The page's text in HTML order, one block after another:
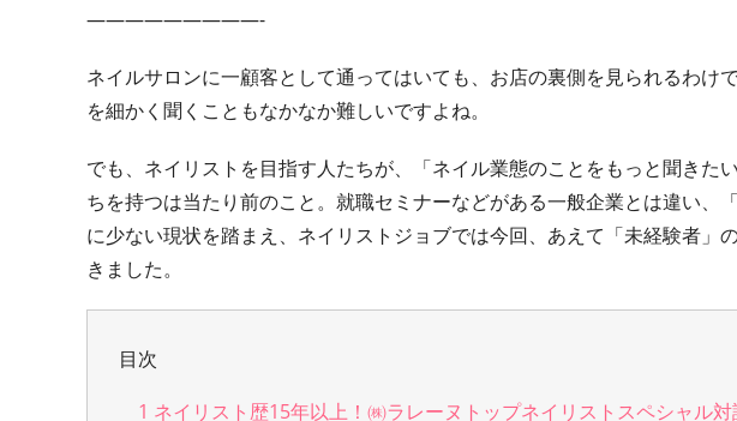
—————————-
ネイルサロンに一顧客として通ってはいても、お店の裏側を見られるわけ
を細かく聞くこともなかなか難しいですよね。
でも、ネイリストを目指す人たちが、「ネイル業態のことをもっと聞きた
ちを持つは当たり前のこと。就職セミナーなどがある一般企業とは違い、
に少ない現状を踏まえ、ネイリストジョブでは今回、あえて「未経験者」
きました。
目次
1 ネイリスト歴15年以上！㈱ラレーヌトップネイリストスペシャル対